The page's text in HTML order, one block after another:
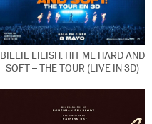
BILLIE EILISH. HIT ME HARD AND
SOFT – THE TOUR (LIVE IN 3D)